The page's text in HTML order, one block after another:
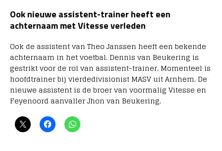
Ook nieuwe assistent-trainer heeft een
achternaam met Vitesse verleden
Ook de assistent van Theo Janssen heeft een bekende
achternaam in het voetbal. Dennis van Beukering is
gestrikt voor de rol van assistent-trainer. Momenteel is
hoofdtrainer bij vierdedivisionist MASV uit Arnhem. De
nieuwe assistent is de broer van voormalig Vitesse en
Feyenoord aanvaller Jhon van Beukering.